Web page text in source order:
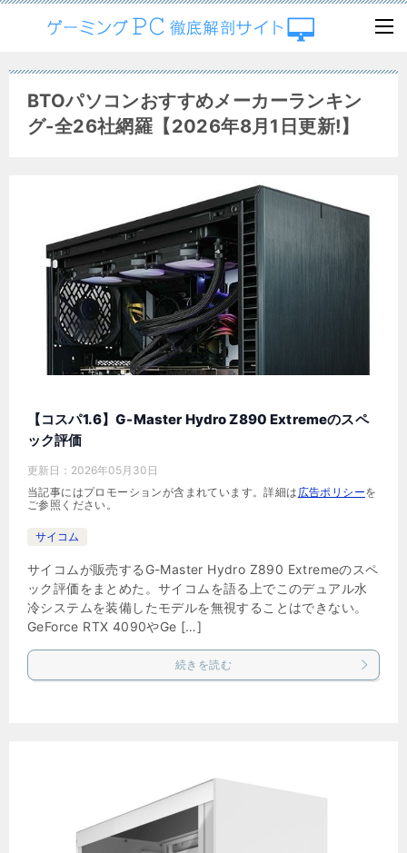
BTOパソコンおすすめメーカーランキン
グ-全26社網羅【2026年8月1日更新!】
【コスパ1.6】G-Master Hydro Z890 Extremeのスペ
ック評価
更新日： 2026年05月30日
当記事にはプロモーションが含まれています。詳細は 広告ポリシーを
ご参照ください。
サイコム
サイコムが販売するG-Master Hydro Z890 Extremeのスペ
ック評価をまとめた。サイコムを語る上でこのデュアル水
冷システムを装備したモデルを無視することはできない。
GeForce RTX 4090やGe […]
続きを読む